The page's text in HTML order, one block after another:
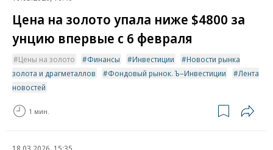
Цена на золото упала ниже $4800 за
унцию впервые с 6 февраля
Цены на золото Финансы Инвестиции
Новости рынка
золота и драгметаллов
Фондовый рынок. Ъ–Инвестиции
Лента
новостей
1 мин.